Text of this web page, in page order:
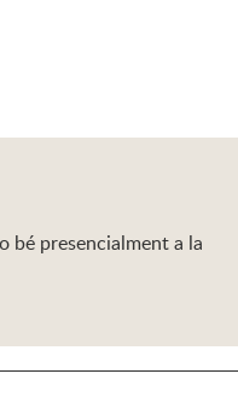
bé presencialment a la